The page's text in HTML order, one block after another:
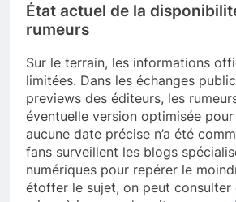
État actuel de la
rumeurs
Sur le terrain, les informations
limitées. Dans les échanges
previews des éditeurs, les
éventuelle version optimisée
aucune date précise n’a été
fans surveillent les blogs
numériques pour repérer le
étoffer le sujet, on peut consulter